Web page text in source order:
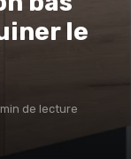
le
min de lecture